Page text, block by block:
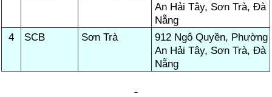
An Hải Tây, Sơn Trà, Đà
Nẵng
4
SCB Sơn Trà
912 Ngô Quyền, Phường
An Hải Tây, Sơn Trà, Đà
Nẵng